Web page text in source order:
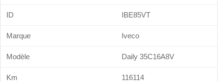
ID IBE85VT
Marque Iveco
Modèle Daily 35C16A8V
Km 116114